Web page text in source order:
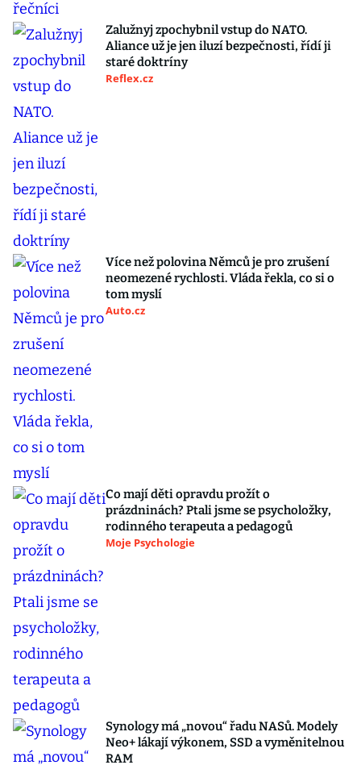
Zalužnyj zpochybnil vstup do NATO.
Aliance už je jen iluzí bezpečnosti, řídí ji
staré doktríny
Reflex.cz
Více než polovina Němců je pro zrušení
neomezené rychlosti. Vláda řekla, co si o
tom myslí
Auto.cz
Co mají děti opravdu prožít o
prázdninách? Ptali jsme se psycholožky,
rodinného terapeuta a pedagogů
Moje Psychologie
Synology má „novou“ řadu NASů. Modely
Neo+ lákají výkonem, SSD a vyměnitelnou
RAM